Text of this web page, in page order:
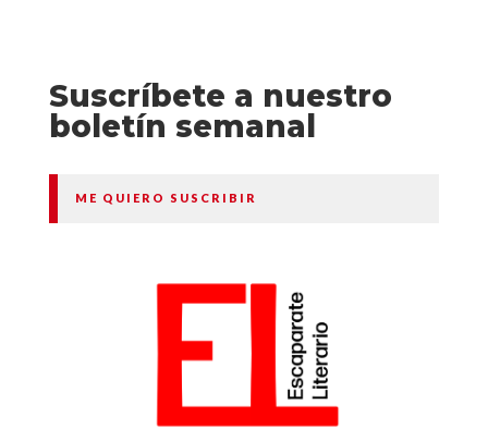
Suscríbete a nuestro
boletín semanal
ME QUIERO SUSCRIBIR